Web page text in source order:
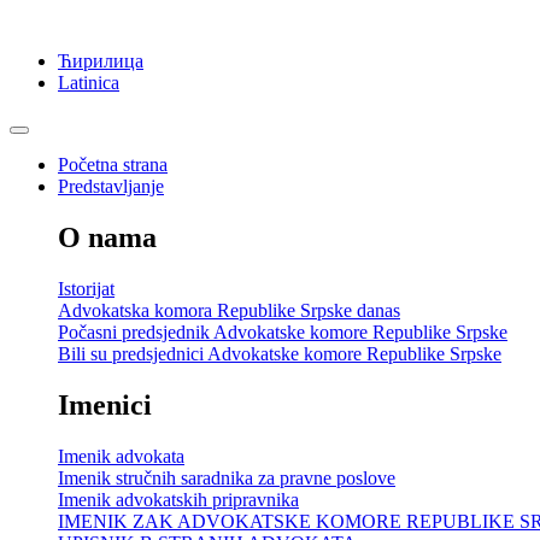
Ћирилица
Latinica
Početna strana
Predstavljanje
O nama
Istorijat
Advokatska komora Republike Srpske danas
Počasni predsjednik Advokatske komore Republike Srpske
Bili su predsjednici Advokatske komore Republike Srpske
Imenici
Imenik advokata
Imenik stručnih saradnika za pravne poslove
Imenik advokatskih pripravnika
IMENIK ZAK ADVOKATSKE KOMORE REPUBLIKE